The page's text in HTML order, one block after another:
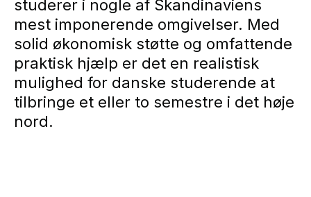
studerer i nogle af Skandinaviens
mest imponerende omgivelser. Med
solid økonomisk støtte og omfattende
praktisk hjælp er det en realistisk
mulighed for danske studerende at
tilbringe et eller to semestre i det høje
nord.